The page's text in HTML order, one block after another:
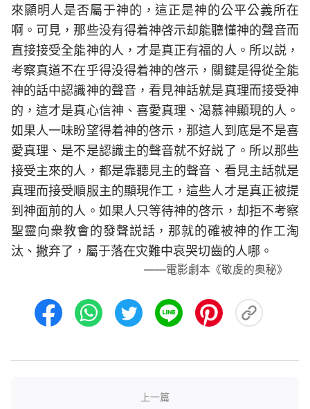
來顯明人是否屬于神的，這正是神的公平公義所在
啊。可見，那些没有得着神啓示却能聽懂神的聲音而
直接接受全能神的人，才是真正有福的人。所以説，
考察真道不在乎得没得着神的啓示，關鍵是得從全能
神的話中認識神的聲音，看見神話就是真理而接受神
的，這才是真心信神、喜愛真理、渴慕神顯現的人。
如果人一味盼望得着神的啓示，那這人到底是不是喜
愛真理、是不是認識主的聲音就不好説了。所以那些
接受主來的人，都是靠聽見主的聲音、看見主話就是
真理而接受順服主的顯現作工，這些人才是真正被提
到神面前的人。如果人只等待神的啓示，却拒不考察
聖靈向衆教會的發聲説話，那就的確被神的作工淘
汰、撇弃了，屬于落在灾難中哀哭切齒的人哪。
——電影劇本《敬虔的奥秘》
上一篇